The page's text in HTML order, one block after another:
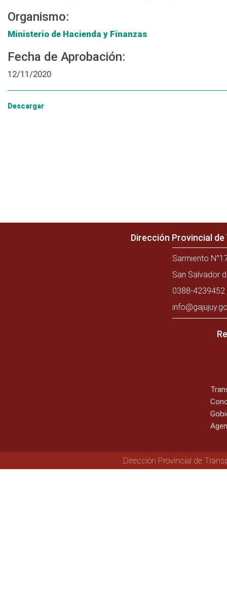
Organismo:
Ministerio de Hacienda y Finanzas
Fecha de Aprobación:
12/11/2020
Descargar
Dirección Provincial
Sarmiento
San Salvador
0388-
Dirección Provincial de